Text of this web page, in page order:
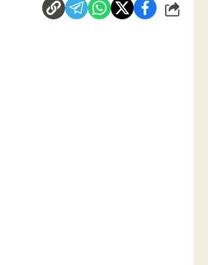
شارك